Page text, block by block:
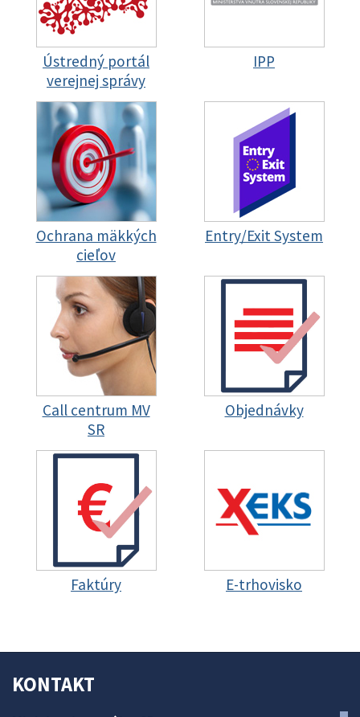
Ústredný portál
verejnej správy
IPP
Ochrana mäkkých
cieľov
Entry/Exit System
Call centrum MV
SR
Objednávky
Faktúry E-trhovisko
KONTAKT